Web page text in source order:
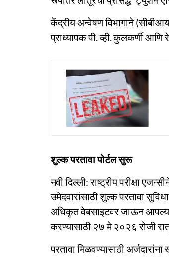
केंद्रीय अन्वेषण विभागाने
प्राध्यापक पी. व्ही. कुलकर्णी
शुल्क परतावा पोर्टल सुरू
नवी दिल्ली: राष्ट्रीय परीक्षा
उमेदवारांसाठी शुल्क परतावा
अधिकृत वेबसाइटवर जाऊन
करण्यासाठी २७ मे २०२६ रोजी
परतावा मिळवण्यासाठी